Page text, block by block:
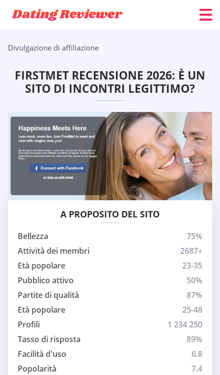
Divulgazione di affiliazione
FIRSTMET RECENSIONE 2026: È UN
SITO DI INCONTRI LEGITTIMO?
A PROPOSITO DEL SITO
Bellezza
75%
Attività dei membri
2687+
Età popolare
23-35
Pubblico attivo
50%
Partite di qualità
87%
Età popolare
25-48
Profili
1 234 250
Tasso di risposta
89%
Facilità d'uso
6.8
Popolarità
7.4